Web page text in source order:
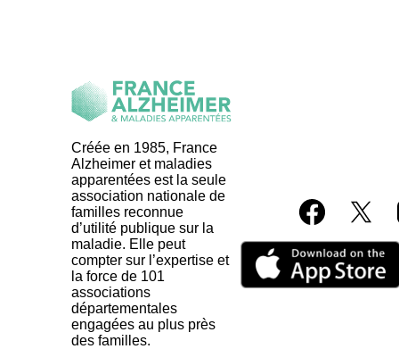
Créée en 1985, France
Alzheimer et maladies
apparentées est la seule
association nationale de
familles reconnue
d’utilité publique sur la
maladie. Elle peut
compter sur l’expertise et
la force de 101
associations
départementales
engagées au plus près
des familles.